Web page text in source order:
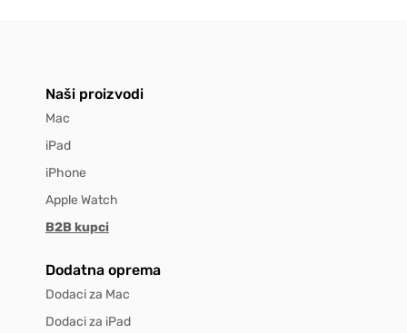
Naši proizvodi
Mac
iPad
iPhone
Apple Watch
B2B kupci
Dodatna oprema
Dodaci za Mac
Dodaci za iPad